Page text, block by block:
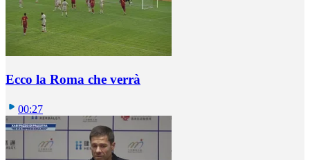
Ecco la Roma che verrà
00:27